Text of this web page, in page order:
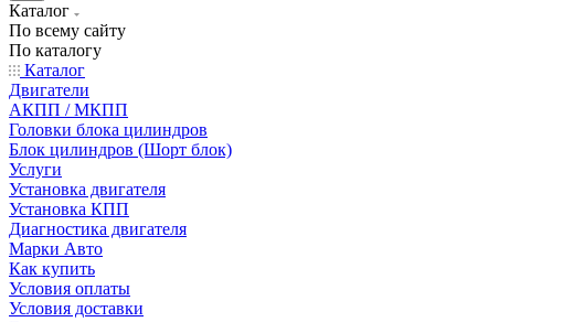
Каталог
По всему сайту
По каталогу
Каталог
Двигатели
АКПП / МКПП
Головки блока цилиндров
Блок цилиндров (Шорт блок)
Услуги
Установка двигателя
Установка КПП
Диагностика двигателя
Марки Авто
Как купить
Условия оплаты
Условия доставки